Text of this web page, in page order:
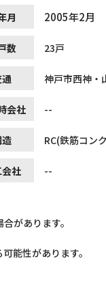
月 2005年2月
数 23戸
神戸市西神
会社 --
RC(鉄筋コン
社 --
があります。
能性があります。